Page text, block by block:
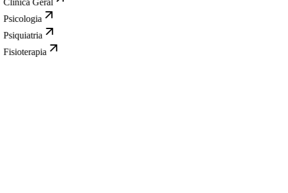
Clínica Geral
Psicologia
Psiquiatria
Fisioterapia